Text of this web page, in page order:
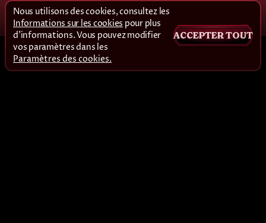
Nous utilisons des cookies, consultez les
Informations sur les cookies pour plus
d'informations. Vous pouvez modifier
vos paramètres dans les
Paramètres des cookies.
ACCEPTER TOUT